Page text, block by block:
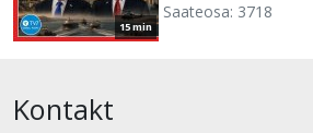
15 min
Saateosa: 3718
Kontakt